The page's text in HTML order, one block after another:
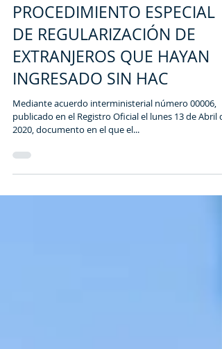
ECUADOR ANUNCIA
PROCEDIMIENTO ESPECIAL
DE REGULARIZACIÓN DE
EXTRANJEROS QUE HAYAN
INGRESADO SIN HAC
Mediante acuerdo interministerial número 00006,
2020, documento en el que el...